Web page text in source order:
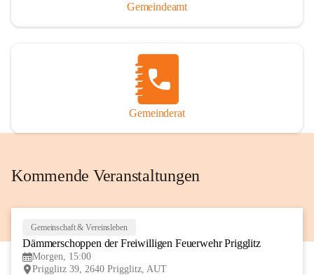
Gemeindeamt
Gemeinderat
Kommende Veranstaltungen
Gemeinschaft & Vereinsleben
Dämmerschoppen der Freiwilligen Feuerwehr Prigglitz
Morgen, 15:00
Prigglitz 39, 2640 Prigglitz, AUT